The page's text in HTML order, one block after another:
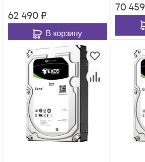
62 490 ₽
В корзину
70 459